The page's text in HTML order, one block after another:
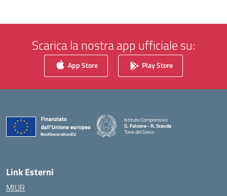
Scarica la nostra app ufficiale su:
App Store Play Store
Istituto Comprensivo
G. Falcone - R. Scauda
Torre del Greco
Link Esterni
MIUR